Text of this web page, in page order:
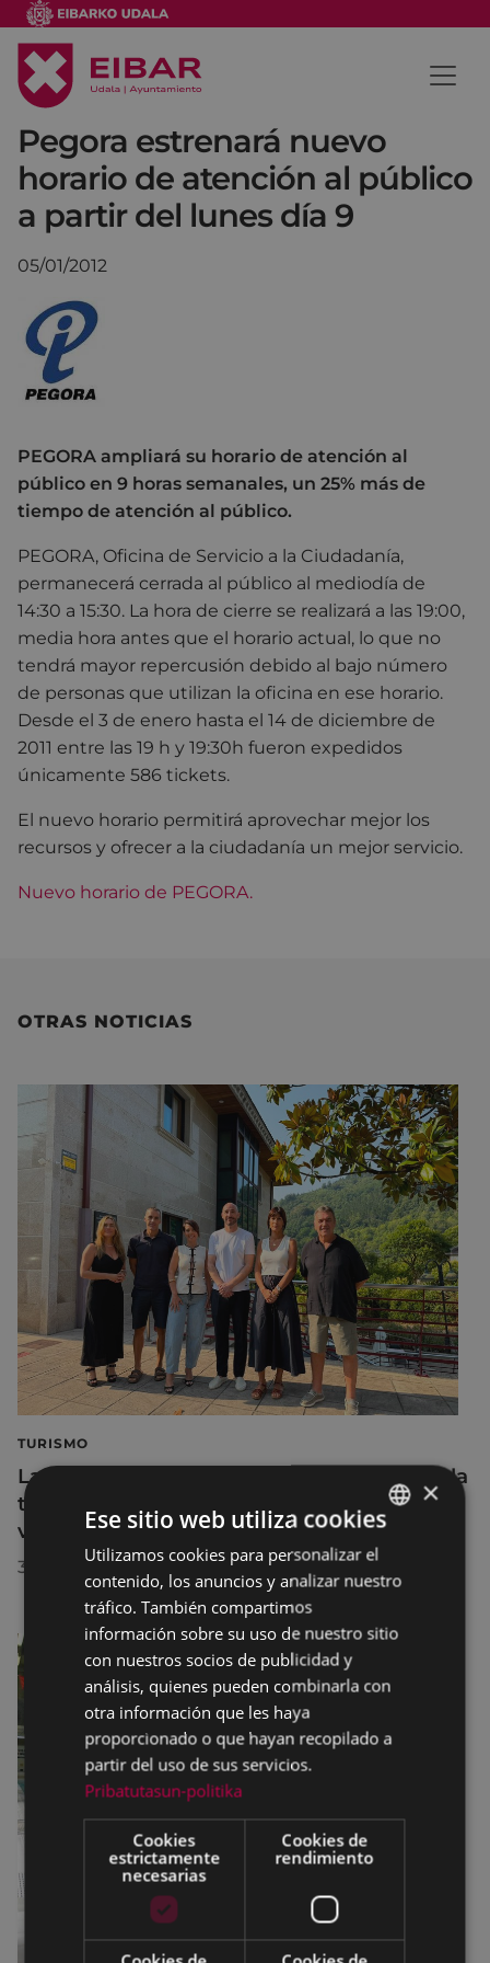
Pegora estrenará nuevo
horario de atención al público
a partir del lunes día 9
05/01/2012
PEGORA ampliará su horario de atención al
público en 9 horas semanales, un 25% más de
tiempo de atención al público.
PEGORA, Oficina de Servicio a la Ciudadanía,
permanecerá cerrada al público al mediodía de
14:30 a 15:30. La hora de cierre se realizará a las 19:00,
media hora antes que el horario actual, lo que no
tendrá mayor repercusión debido al bajo número
de personas que utilizan la oficina en ese horario.
Desde el 3 de enero hasta el 14 de diciembre de
2011 entre las 19 h y 19:30h fueron expedidos
únicamente 586 tickets.
El nuevo horario permitirá aprovechar mejor los
recursos y ofrecer a la ciudadanía un mejor servicio.
Nuevo horario de PEGORA.
OTRAS NOTICIAS
TURISMO
La diputada Azahara Domínguez destaca la
transformación turística de Eibar en su
visita a la localidad
30/07/2026
BASQUE
SPANISH
×
Ese sitio web utiliza cookies
Utilizamos cookies para personalizar el
contenido, los anuncios y analizar nuestro
tráfico. También compartimos
información sobre su uso de nuestro sitio
con nuestros socios de publicidad y
análisis, quienes pueden combinarla con
otra información que les haya
proporcionado o que hayan recopilado a
partir del uso de sus servicios.
Pribatutasun-politika
Cookies
estrictamente
necesarias
Cookies de
rendimiento